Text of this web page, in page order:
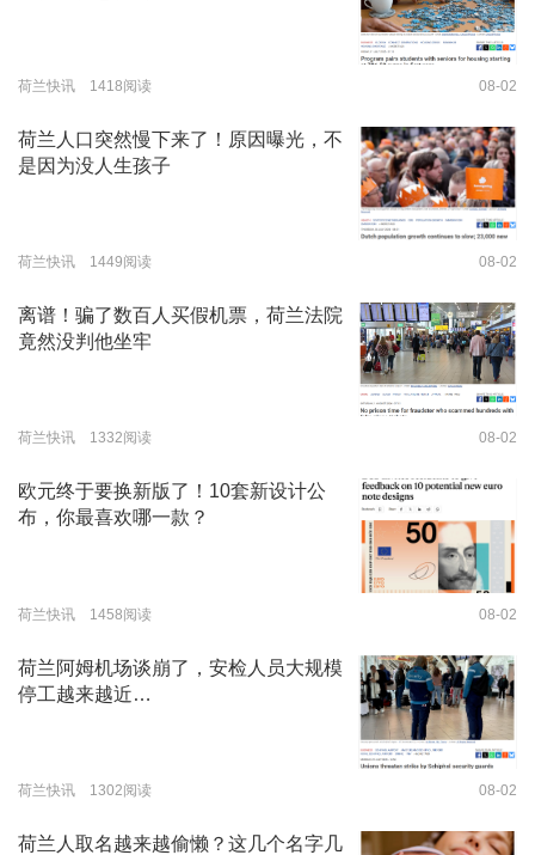
荷兰快讯 1418阅读 08-02
荷兰人口突然慢下来了！原因曝光，不
是因为没人生孩子
荷兰快讯 1449阅读 08-02
离谱！骗了数百人买假机票，荷兰法院
竟然没判他坐牢
荷兰快讯 1332阅读 08-02
欧元终于要换新版了！10套新设计公
布，你最喜欢哪一款？
荷兰快讯 1458阅读 08-02
荷兰阿姆机场谈崩了，安检人员大规模
停工越来越近…
荷兰快讯 1302阅读 08-02
荷兰人取名越来越偷懒？这几个名字几